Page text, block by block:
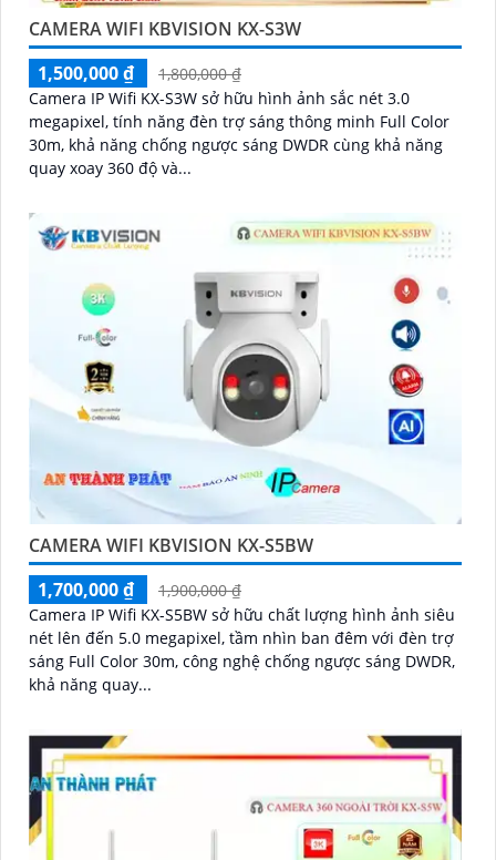
CAMERA WIFI KBVISION KX-S3W
1,500,000 ₫
1,800,000 ₫
Camera IP Wifi KX-S3W sở hữu hình ảnh sắc nét 3.0
megapixel, tính năng đèn trợ sáng thông minh Full Color
30m, khả năng chống ngược sáng DWDR cùng khả năng
quay xoay 360 độ và...
CAMERA WIFI KBVISION KX-S5BW
1,700,000 ₫
1,900,000 ₫
Camera IP Wifi KX-S5BW sở hữu chất lượng hình ảnh siêu
nét lên đến 5.0 megapixel, tầm nhìn ban đêm với đèn trợ
sáng Full Color 30m, công nghệ chống ngược sáng DWDR,
khả năng quay...